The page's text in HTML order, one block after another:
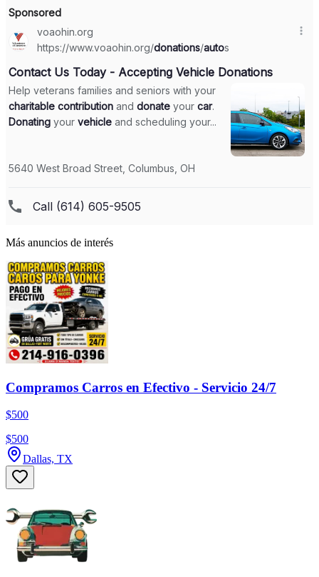
Más anuncios de interés
Compramos Carros en Efectivo - Servicio 24/7
$500
$500
Dallas, TX